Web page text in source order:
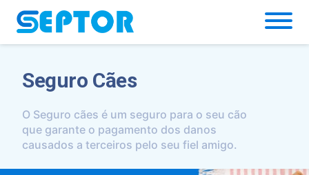
Simulador
Seguro Cães
O Seguro cães é um seguro para o seu cão
que garante o pagamento dos danos
causados a terceiros pelo seu fiel amigo.